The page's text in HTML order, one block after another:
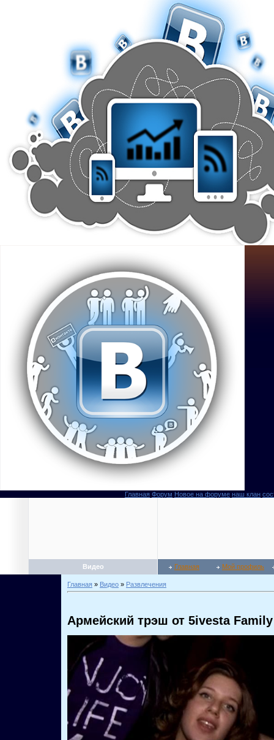
Главная Форум Новое на форуме наш клан
Видео Главная Мой профиль
Главная » Видео » Развлечения
Армейский трэш от 5ivesta Family